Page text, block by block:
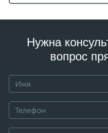
Нужна
вопрос